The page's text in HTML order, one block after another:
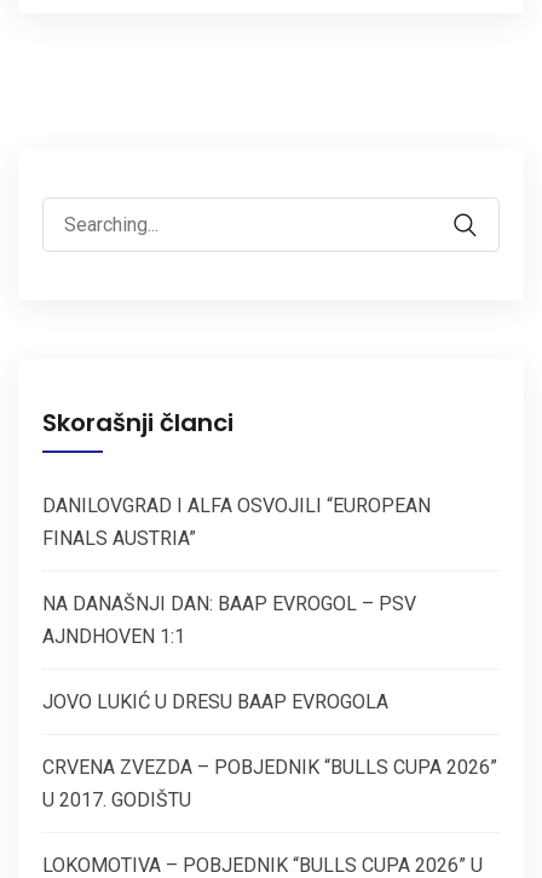
Search
for:
Skorašnji članci
DANILOVGRAD I ALFA OSVOJILI “EUROPEAN
FINALS AUSTRIA”
NA DANAŠNJI DAN: BAAP EVROGOL – PSV
AJNDHOVEN 1:1
JOVO LUKIĆ U DRESU BAAP EVROGOLA
CRVENA ZVEZDA – POBJEDNIK “BULLS CUPA 2026”
U 2017. GODIŠTU
LOKOMOTIVA – POBJEDNIK “BULLS CUPA 2026” U